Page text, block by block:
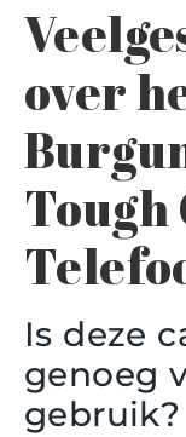
over
Tough
Is deze
genoeg
gebruik?